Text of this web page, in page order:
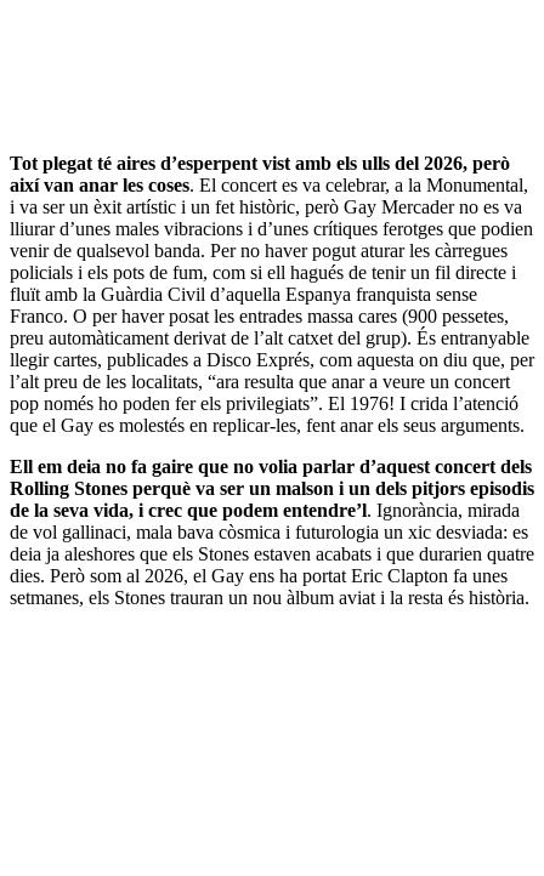
Tot plegat té aires d’esperpent vist amb els ulls del 2026, però
així van anar les coses. El concert es va celebrar, a la Monumental,
i va ser un èxit artístic i un fet històric, però Gay Mercader no es va
lliurar d’unes males vibracions i d’unes crítiques ferotges que podien
venir de qualsevol banda. Per no haver pogut aturar les càrregues
policials i els pots de fum, com si ell hagués de tenir un fil directe i
fluït amb la Guàrdia Civil d’aquella Espanya franquista sense
Franco. O per haver posat les entrades massa cares (900 pessetes,
preu automàticament derivat de l’alt catxet del grup). És entranyable
llegir cartes, publicades a Disco Exprés, com aquesta on diu que, per
l’alt preu de les localitats, “ara resulta que anar a veure un concert
pop només ho poden fer els privilegiats”. El 1976! I crida l’atenció
que el Gay es molestés en replicar-les, fent anar els seus arguments.
Ell em deia no fa gaire que no volia parlar d’aquest concert dels
Rolling Stones perquè va ser un malson i un dels pitjors episodis
de la seva vida, i crec que podem entendre’l. Ignorància, mirada
de vol gallinaci, mala bava còsmica i futurologia un xic desviada: es
deia ja aleshores que els Stones estaven acabats i que durarien quatre
dies. Però som al 2026, el Gay ens ha portat Eric Clapton fa unes
setmanes, els Stones trauran un nou àlbum aviat i la resta és història.